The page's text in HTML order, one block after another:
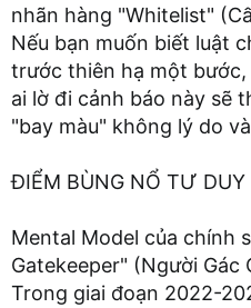
nhãn hàng "Whitelist"
Nếu bạn muốn biết luật
trước thiên hạ một
ai lờ đi cảnh báo này sẽ
"bay màu" không lý do
ĐIỂM BÙNG NỔ TƯ DUY
Mental Model của chính
Gatekeeper" (Người Gác
Trong giai đoạn 2022-